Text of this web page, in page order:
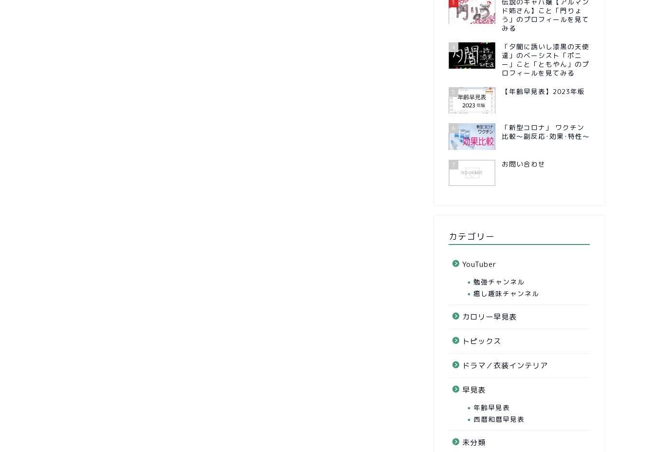
3
ド姉さん】こと「門りょ
う」のプロフィールを見て
みる
4
「夕闇に誘いし漆黒の天使
達」のベーシスト「ポニ
ー」こと「ともやん」のプ
ロフィールを見てみる
5 【年齢早見表】2023年版
6
「新型コロナ」 ワクチン
比較～副反応･効果･特性～
7 お問い合わせ
カテゴリー
YouTuber
勉強チャンネル
癒し趣味チャンネル
カロリー早見表
トピックス
ドラマ／衣装インテリア
早見表
年齢早見表
西暦和暦早見表
未分類